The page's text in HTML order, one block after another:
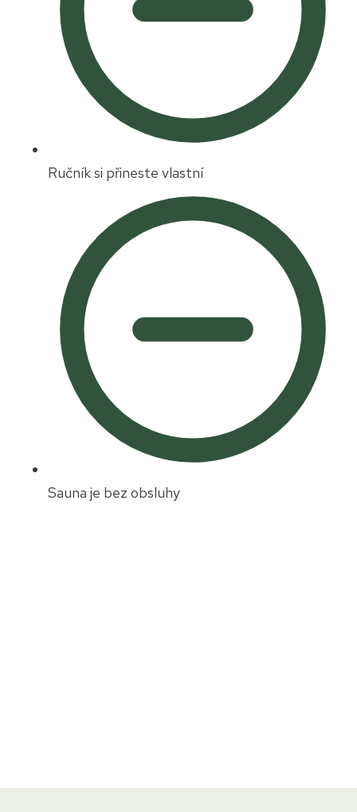
Ručník si přineste vlastní
Sauna je bez obsluhy